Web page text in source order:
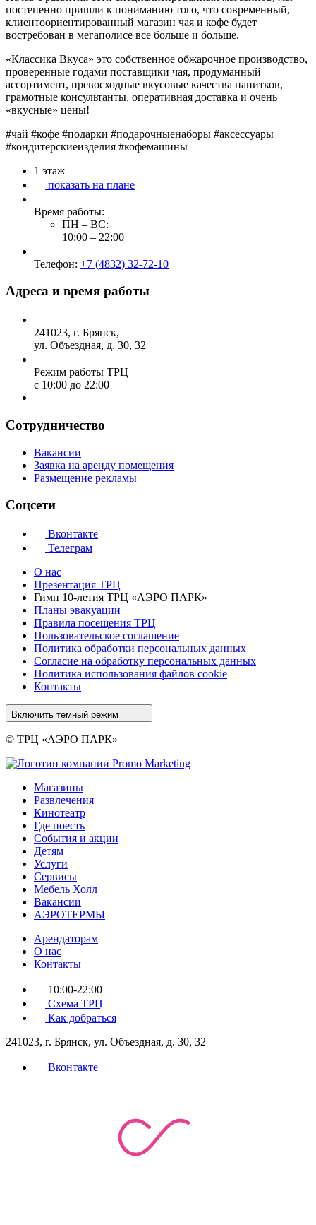
постепенно пришли к пониманию того, что современный,
клиентоориентированный магазин чая и кофе будет
востребован в мегаполисе все больше и больше.
«Классика Вкуса» это собственное обжарочное производство,
проверенные годами поставщики чая, продуманный
ассортимент, превосходные вкусовые качества напитков,
грамотные консультанты, оперативная доставка и очень
«вкусные» цены!
#чай #кофе #подарки #подарочныенаборы #аксессуары
#кондитерскиеизделия #кофемашины
1 этаж
показать на плане
Время работы:
ПН – ВС:
10:00 – 22:00
Телефон: +7 (4832) 32-72-10
Адреса и время работы
241023, г. Брянск,
ул. Объездная, д. 30, 32
Режим работы ТРЦ
с 10:00 до 22:00
Сотрудничество
Вакансии
Заявка на аренду помещения
Размещение рекламы
Соцсети
Вконтакте
Телеграм
О нас
Презентация ТРЦ
Гимн 10-летия ТРЦ «АЭРО ПАРК»
Планы эвакуации
Правила посещения ТРЦ
Пользовательское соглашение
Политика обработки персональных данных
Cогласие на обработку персональных данных
Политика использования файлов cookie
Контакты
Включить темный режим
© ТРЦ «АЭРО ПАРК»
Магазины
Развлечения
Кинотеатр
Где поесть
События и акции
Детям
Услуги
Сервисы
Мебель Холл
Вакансии
АЭРОТЕРМЫ
Арендаторам
О нас
Контакты
10:00-22:00
Схема ТРЦ
Как добраться
241023, г. Брянск, ул. Объездная, д. 30, 32
Вконтакте